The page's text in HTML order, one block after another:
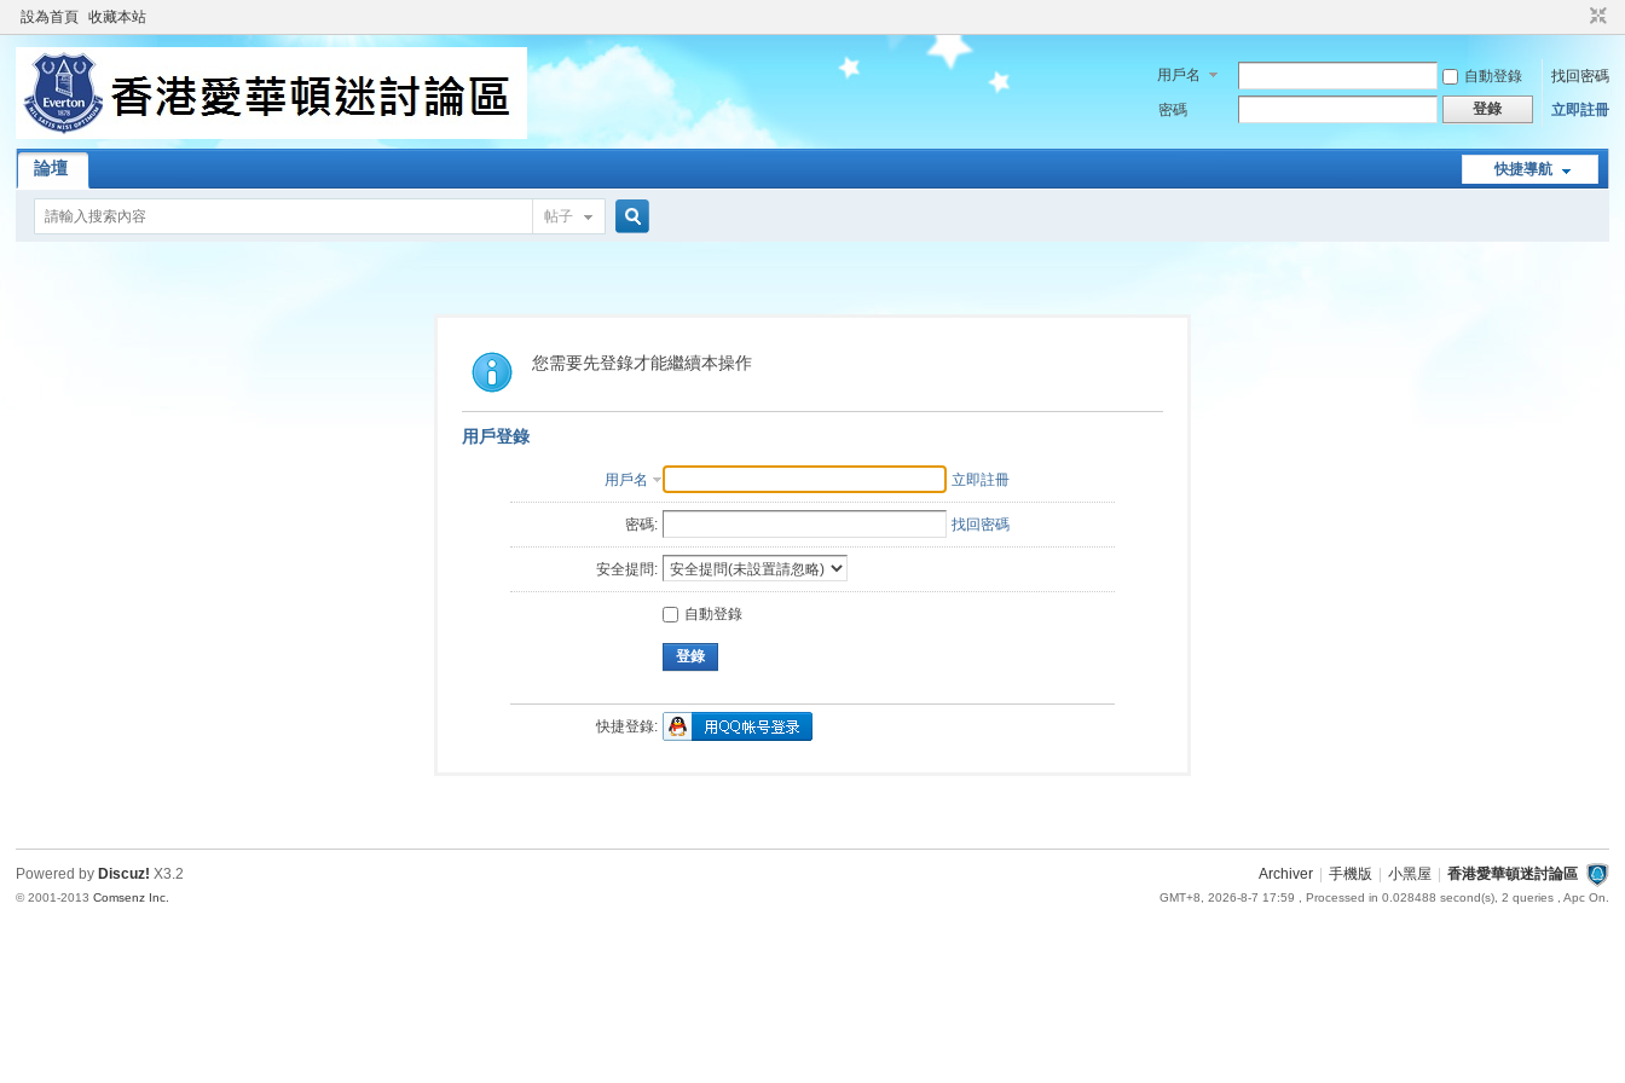
設為首頁 收藏本站
用戶名 自動登錄
找回密碼
密碼
登錄 立即註冊
快捷導航
論壇
帖子
索
您需要先登錄才能繼續本操作
用戶登錄
用戶名 立即註冊
密碼: 找回密碼
安全提問:
自動登錄
登錄
快捷登錄:
Archiver 手機版 小黑屋 香港愛華頓迷討論區
GMT+8, 2026-8-7 17:59 , Processed in 0.028488 second(s), 2 queries , Apc On.
Powered by Discuz! X3.2
© 2001-2013Comsenz Inc.